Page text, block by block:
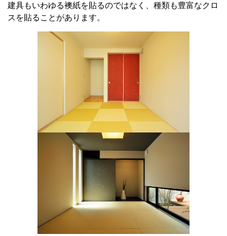
建具もいわゆる襖紙を貼るのではなく、種類も豊富なクロ
スを貼ることがあります。